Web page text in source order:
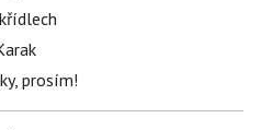
prosím!